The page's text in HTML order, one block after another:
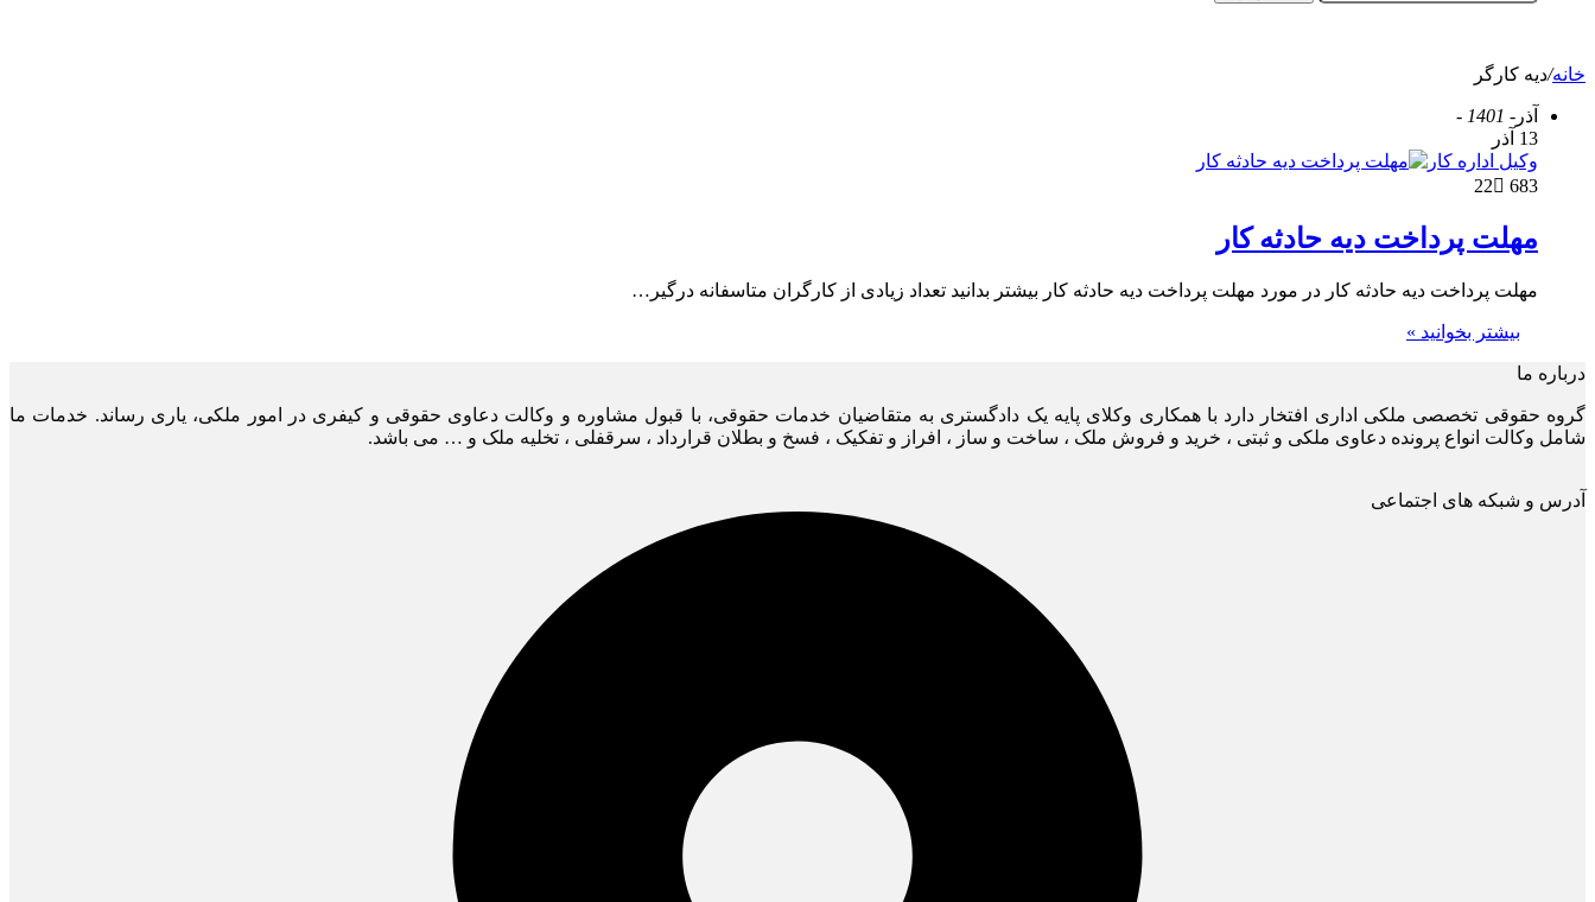
خانه/دیه کارگر
آذر - 1401 -
13 آذر
وکیل اداره کار
22
683
مهلت پرداخت دیه حادثه کار
مهلت پرداخت دیه حادثه کار در مورد مهلت پرداخت دیه حادثه کار بیشتر بدانید تعداد زیادی از کارگران متاسفانه درگیر…
بیشتر بخوانید »
درباره ما
گروه حقوقی تخصصی ملکی اداری افتخار دارد با همکاری وکلای پایه یک دادگستری به متقاضیان خدمات حقوقی، با قبول مشاوره و وکالت دعاوی حقوقی و کیفری در امور ملکی، یاری رساند. خدمات ما
شامل وکالت انواع پرونده دعاوی ملکی و ثبتی ، خرید و فروش ملک ، ساخت و ساز ، افراز و تفکیک ، فسخ و بطلان قرارداد ، سرقفلی ، تخلیه ملک و … می باشد.
آدرس و شبکه های اجتماعی